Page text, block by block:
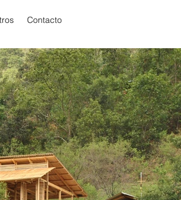
Contacto